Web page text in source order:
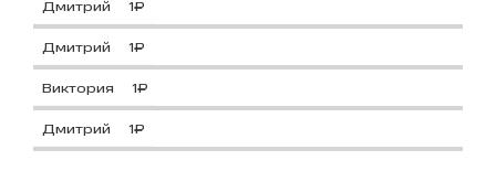
Дмитрий 1₽
Дмитрий 1₽
Виктория 1₽
Дмитрий 1₽